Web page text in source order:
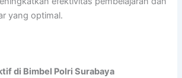
yang optimal.
di Bimbel Polri Surabaya